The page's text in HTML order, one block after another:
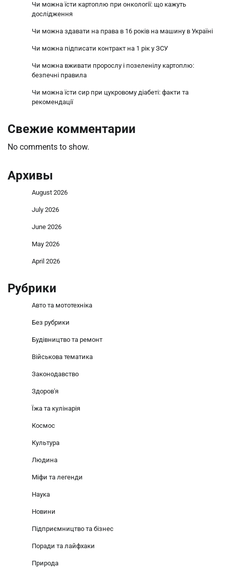
Чи можна їсти картоплю при онкології: що кажуть
дослідження
Чи можна здавати на права в 16 років на машину в Україні
Чи можна підписати контракт на 1 рік у ЗСУ
Чи можна вживати пророслу і позеленілу картоплю:
безпечні правила
Чи можна їсти сир при цукровому діабеті: факти та
рекомендації
Свежие комментарии
No comments to show.
Архивы
August 2026
July 2026
June 2026
May 2026
April 2026
Рубрики
Авто та мототехніка
Без рубрики
Будівництво та ремонт
Військова тематика
Законодавство
Здоров'я
Їжа та кулінарія
Космос
Культура
Людина
Міфи та легенди
Наука
Новини
Підприємництво та бізнес
Поради та лайфхаки
Природа